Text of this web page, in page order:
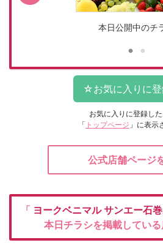
本日公開中のチ
お気に入りに登録し
「 トップページ 」に表示
公式店舗ページ
「 ヨークベニマルサンエー石
本日チラシを掲載している